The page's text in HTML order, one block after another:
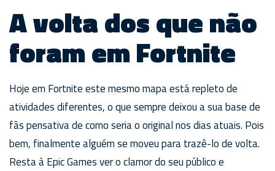
A volta dos que não
foram em Fortnite
Hoje em Fortnite este mesmo mapa está repleto de
atividades diferentes, o que sempre deixou a sua base de
fãs pensativa de como seria o original nos dias atuais. Pois
bem, finalmente alguém se moveu para trazê-lo de volta.
Resta à Epic Games ver o clamor do seu público e